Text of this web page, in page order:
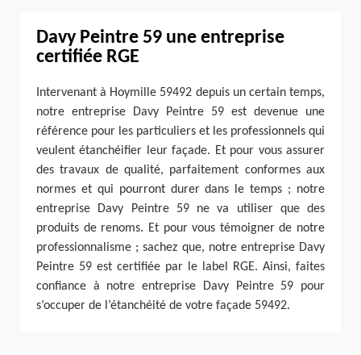
Davy Peintre 59 une entreprise
certifiée RGE
Intervenant à Hoymille 59492 depuis un certain temps,
notre entreprise Davy Peintre 59 est devenue une
référence pour les particuliers et les professionnels qui
veulent étanchéifier leur façade. Et pour vous assurer
des travaux de qualité, parfaitement conformes aux
normes et qui pourront durer dans le temps ; notre
entreprise Davy Peintre 59 ne va utiliser que des
produits de renoms. Et pour vous témoigner de notre
professionnalisme ; sachez que, notre entreprise Davy
Peintre 59 est certifiée par le label RGE. Ainsi, faites
confiance à notre entreprise Davy Peintre 59 pour
s’occuper de l’étanchéité de votre façade 59492.